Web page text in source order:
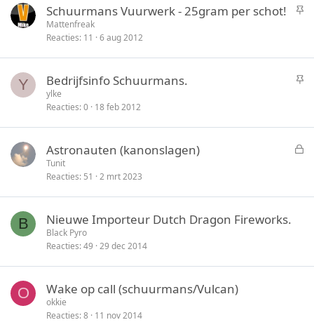
S
y
Schuurmans Vuurwerk - 25gram per schot!
Mattenfreak
Reacties 11 6 aug 2012
Y
S
y
Bedrijfsinfo Schuurmans.
ylke
Reacties 0 18 feb 2012
G
Astronauten (kanonslagen)
Tunit
Reacties 51 2 mrt 2023
B Nieuwe Importeur Dutch Dragon Fireworks.
Black Pyro
Reacties 49 29 dec 2014
O Wake op call (schuurmans/Vulcan)
okkie
Reacties 8 11 nov 2014